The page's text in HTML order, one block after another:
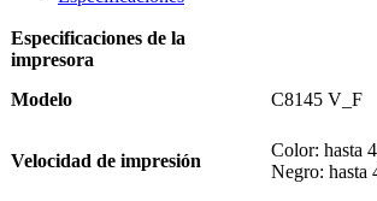
Especificaciones de la
impresora
Modelo
C8145 V_F
Velocidad de impresión
Color: hasta
Negro: hasta